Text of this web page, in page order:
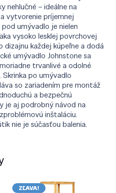
nehlučné – ideálne na
vytvorenie príjemnej
umývadlo je nielen
vysoko lesklej povrchovej
dizajnu každej kúpeľne a dodá
umývadlo Johnstone sa
trvanlivé a odolné
Skrinka po umývadlo
so zariadením pre montáž
a bezpečnú
je aj podrobný návod na
inštaláciu.
nie je súčasťou balenia.
ZĽAVA!